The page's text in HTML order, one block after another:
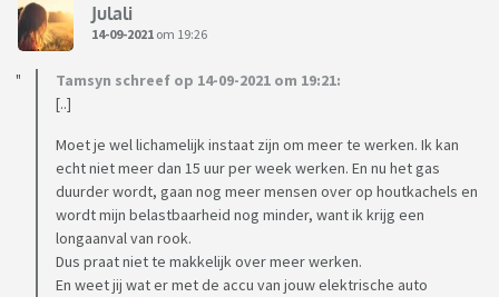
Julali
14-09-2021 om 19:26
Tamsyn schreef op 14-09-2021 om 19:21:
[..]
Moet je wel lichamelijk instaat zijn om meer te werken. Ik kan
echt niet meer dan 15 uur per week werken. En nu het gas
duurder wordt, gaan nog meer mensen over op houtkachels en
wordt mijn belastbaarheid nog minder, want ik krijg een
longaanval van rook.
Dus praat niet te makkelijk over meer werken.
En weet jij wat er met de accu van jouw elektrische auto